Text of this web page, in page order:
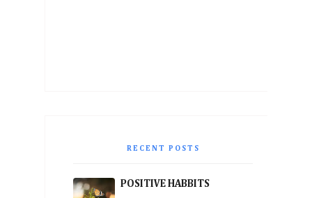
RECENT POSTS
POSITIVE HABBITS